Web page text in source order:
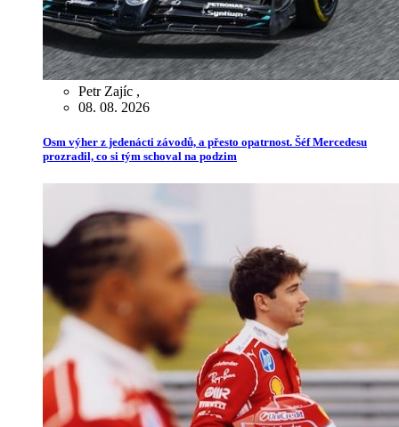
Petr Zajíc ,
08. 08. 2026
Osm výher z jedenácti závodů, a přesto opatrnost. Šéf Mercedesu
prozradil, co si tým schoval na podzim